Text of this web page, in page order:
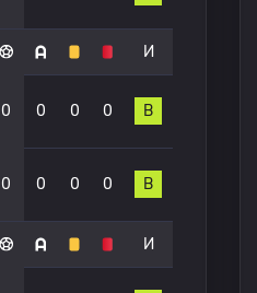
И
0 0 0 0 В
0 0 0 0 В
И